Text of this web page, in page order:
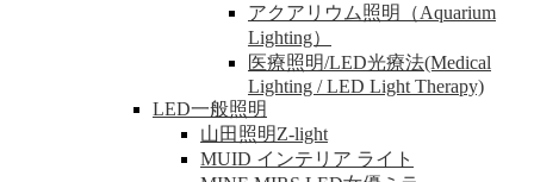
アクアリウム照明（Aquarium
Lighting）
医療照明/LED光療法(Medical
Lighting / LED Light Therapy)
LED一般照明
山田照明Z-light
MUID インテリア ライト